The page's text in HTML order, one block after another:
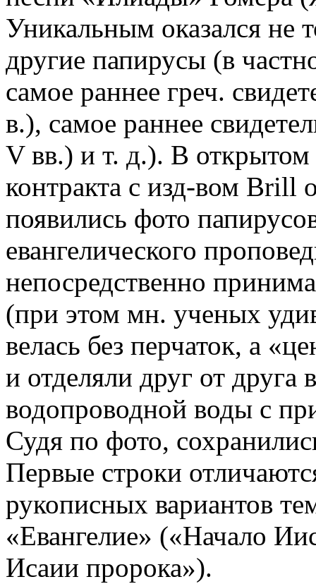
Уникальным оказался не
другие папирусы (в
самое раннее греч.
в.), самое раннее
V вв.) и т. д.). В открытом
контракта с изд-вом Brill
появились фото
евангелического
непосредственно
(при этом мн. ученых
велась без перчаток, а
и отделяли друг от
водопроводной воды с
Судя по фото,
Первые строки
рукописных вариантов
«Евангелие» («Начало
Исаии пророка»).